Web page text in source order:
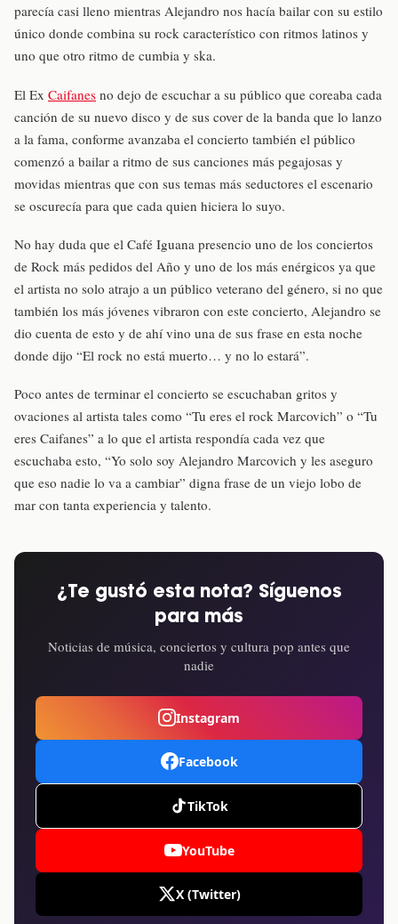
parecía casi lleno mientras Alejandro nos hacía bailar con su estilo
único donde combina su rock característico con ritmos latinos y
uno que otro ritmo de cumbia y ska.
El Ex Caifanes no dejo de escuchar a su público que coreaba cada
canción de su nuevo disco y de sus cover de la banda que lo lanzo
a la fama, conforme avanzaba el concierto también el público
comenzó a bailar a ritmo de sus canciones más pegajosas y
movidas mientras que con sus temas más seductores el escenario
se oscurecía para que cada quien hiciera lo suyo.
No hay duda que el Café Iguana presencio uno de los conciertos
de Rock más pedidos del Año y uno de los más enérgicos ya que
el artista no solo atrajo a un público veterano del género, si no que
también los más jóvenes vibraron con este concierto, Alejandro se
dio cuenta de esto y de ahí vino una de sus frase en esta noche
donde dijo “El rock no está muerto… y no lo estará”.
Poco antes de terminar el concierto se escuchaban gritos y
ovaciones al artista tales como “Tu eres el rock Marcovich” o “Tu
eres Caifanes” a lo que el artista respondía cada vez que
escuchaba esto, “Yo solo soy Alejandro Marcovich y les aseguro
que eso nadie lo va a cambiar” digna frase de un viejo lobo de
mar con tanta experiencia y talento.
¿Te gustó esta nota? Síguenos
para más
Noticias de música, conciertos y cultura pop antes que
nadie
Instagram
Facebook
TikTok
YouTube
X (Twitter)